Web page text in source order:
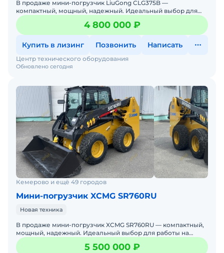
В продаже мини-погрузчик LiuGong CLG375B —
компактный, мощный, надежный. Идеальный выбор для
работы на стройке, в коммунальном хозяйстве, на складах
и фермах. Л
4 800 000 ₽
Купить в лизинг Позвонить Написать
Обновлено сегодня
Центр технического оборудования
Кемерово и ещё 49 городов
Мини-погрузчик XCMG SR760RU
Новая техника
В продаже мини-погрузчик XCMG SR760RU — компактный,
мощный, надежный. Идеальный выбор для работы на
стройке, в коммунальном хозяйстве, на складах и фермах.
XCMG
5 500 000 ₽